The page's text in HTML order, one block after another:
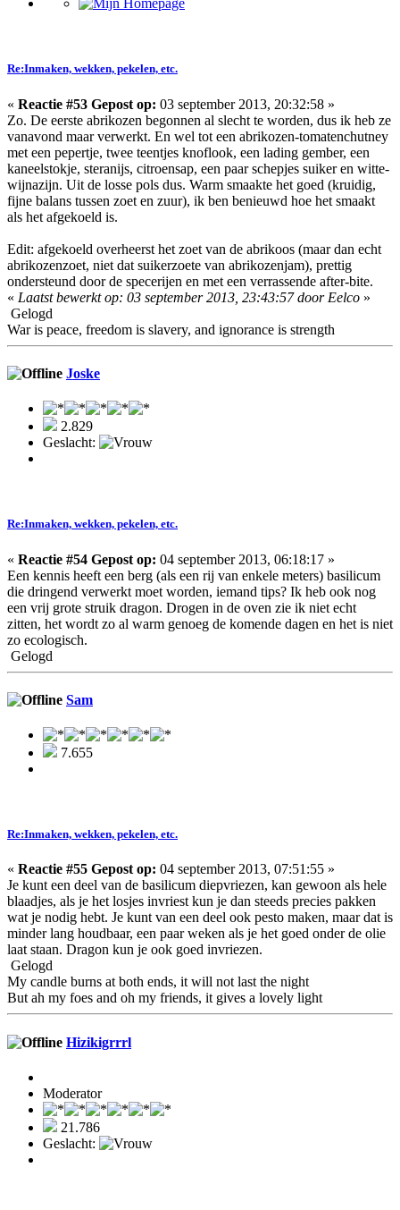
Re:Inmaken, wekken, pekelen, etc.
« Reactie #53 Gepost op: 03 september 2013, 20:32:58 »
Zo. De eerste abrikozen begonnen al slecht te worden, dus ik heb ze
vanavond maar verwerkt. En wel tot een abrikozen-tomatenchutney
met een pepertje, twee teentjes knoflook, een lading gember, een
kaneelstokje, steranijs, citroensap, een paar schepjes suiker en witte-
wijnazijn. Uit de losse pols dus. Warm smaakte het goed (kruidig,
fijne balans tussen zoet en zuur), ik ben benieuwd hoe het smaakt
als het afgekoeld is.
Edit: afgekoeld overheerst het zoet van de abrikoos (maar dan echt
abrikozenzoet, niet dat suikerzoete van abrikozenjam), prettig
ondersteund door de specerijen en met een verrassende after-bite.
« Laatst bewerkt op: 03 september 2013, 23:43:57 door Eelco »
Gelogd
War is peace, freedom is slavery, and ignorance is strength
Joske
2.829
Geslacht:
Re:Inmaken, wekken, pekelen, etc.
« Reactie #54 Gepost op: 04 september 2013, 06:18:17 »
Een kennis heeft een berg (als een rij van enkele meters) basilicum
die dringend verwerkt moet worden, iemand tips? Ik heb ook nog
een vrij grote struik dragon. Drogen in de oven zie ik niet echt
zitten, het wordt zo al warm genoeg de komende dagen en het is niet
zo ecologisch.
Gelogd
Sam
7.655
Re:Inmaken, wekken, pekelen, etc.
« Reactie #55 Gepost op: 04 september 2013, 07:51:55 »
Je kunt een deel van de basilicum diepvriezen, kan gewoon als hele
blaadjes, als je het losjes invriest kun je dan steeds precies pakken
wat je nodig hebt. Je kunt van een deel ook pesto maken, maar dat is
minder lang houdbaar, een paar weken als je het goed onder de olie
laat staan. Dragon kun je ook goed invriezen.
Gelogd
My candle burns at both ends, it will not last the night
But ah my foes and oh my friends, it gives a lovely light
Hizikigrrrl
Moderator
21.786
Geslacht: